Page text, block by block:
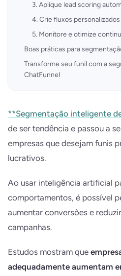
3. Aplique lead scoring
4. Crie fluxos personalizados
5. Monitore e otimize
Boas práticas para
Transforme seu funil com a
ChatFunnel
**Segmentação inteligente
de ser tendência e passou a
empresas que desejam funis
lucrativos.
Ao usar inteligência artificial
comportamentos, é possível
aumentar conversões e
campanhas.
Estudos mostram que
adequadamente aumentam